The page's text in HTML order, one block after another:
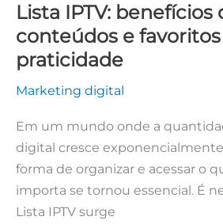
Lista IPTV: benefícios
conteúdos e
praticidade
Marketing digital
Em um mundo onde a
digital cresce
forma de organizar e acessar o
importa se tornou essencial. É
Lista IPTV surge